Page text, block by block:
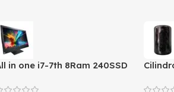
in one i7-7th 8Ram 240SSD